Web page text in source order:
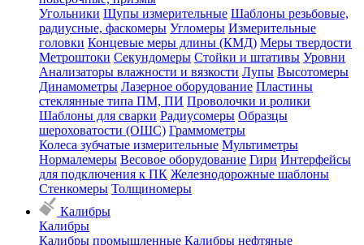
Угольники Щупы измерительные Шаблоны резьбовые,
радиусные, фаскомеры Угломеры Измерительные
головки Концевые меры длины (КМД) Меры твердости
Метроштоки Секундомеры Стойки и штативы Уровни
Анализаторы влажности и вязкости Лупы Высотомеры
Динамометры Лазерное оборудование Пластины
стеклянные типа ПМ, ПИ Проволочки и ролики
Шаблоны для сварки Радиусомеры Образцы
шероховатости (ОШС) Граммометры
Колеса зубчатые измерительные Мультиметры
Нормалемеры Весовое оборудование Гири Интерфейсы
для подключения к ПК Железнодорожные шаблоны
Стенкомеры Толщиномеры
Калибры
Калибры
Калибры промышленные Калибры нефтяные